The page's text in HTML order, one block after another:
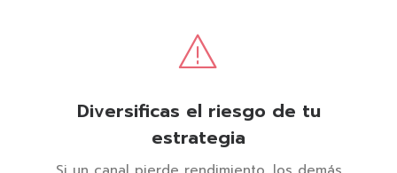
Diversificas el riesgo de tu
estrategia